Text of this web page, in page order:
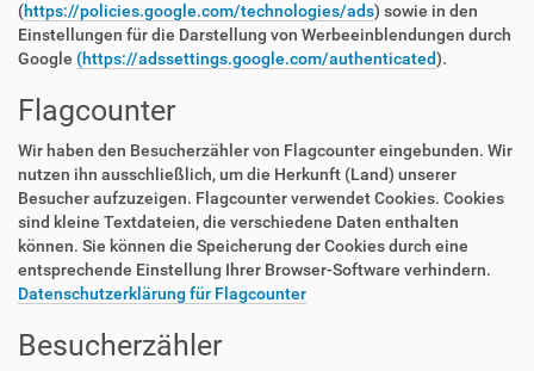
(https://policies.google.com/technologies/ads) sowie in den
Einstellungen für die Darstellung von Werbeeinblendungen durch
Google (https://adssettings.google.com/authenticated).
Flagcounter
Wir haben den Besucherzähler von Flagcounter eingebunden. Wir
nutzen ihn ausschließlich, um die Herkunft (Land) unserer
Besucher aufzuzeigen. Flagcounter verwendet Cookies. Cookies
sind kleine Textdateien, die verschiedene Daten enthalten
können. Sie können die Speicherung der Cookies durch eine
entsprechende Einstellung Ihrer Browser-Software verhindern.
Datenschutzerklärung für Flagcounter
Besucherzähler